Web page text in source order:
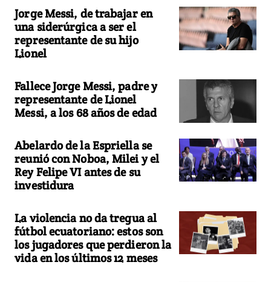
Jorge Messi, de trabajar en
una siderúrgica a ser el
representante de su hijo
Lionel
Fallece Jorge Messi, padre y
representante de Lionel
Messi, a los 68 años de edad
Abelardo de la Espriella se
reunió con Noboa, Milei y el
Rey Felipe VI antes de su
investidura
La violencia no da tregua al
fútbol ecuatoriano: estos son
los jugadores que perdieron la
vida en los últimos 12 meses